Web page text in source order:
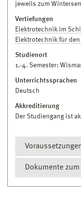
jana.fischer@hs-
jeweils zum
Vertiefungen
Elektrotechnik im
Elektrotechnik für
Studienort
1.-4. Semester:
Unterrichtssprachen
Deutsch
Akkreditierung
Der Studiengang ist
Dokumente